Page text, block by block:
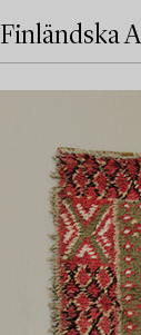
Finländska